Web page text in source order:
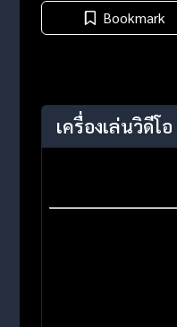
Bookmark
เครื่องเล่นวิดีโอ